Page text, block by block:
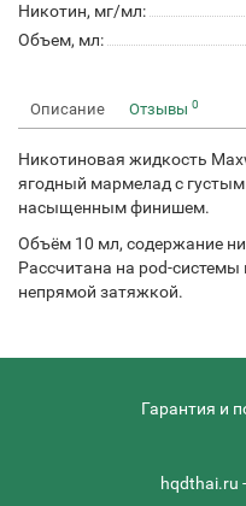
Никотин, мг/мл:
Объем, мл:
Описание Отзывы 0
Никотиновая жидкость
ягодный мармелад с
насыщенным финишем.
Объём 10 мл, содержание
Рассчитана на pod-
непрямой затяжкой.
Гарантия и
hqdthai.ru